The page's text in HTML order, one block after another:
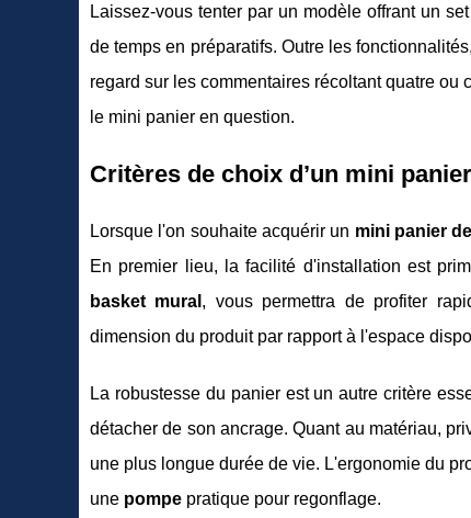
Laissez-vous tenter par un modèle offrant un
de temps en préparatifs. Outre les
regard sur les commentaires récoltant quatre ou
le mini panier en question.
Critères de choix d’un mini
Lorsque l'on souhaite acquérir un mini panier
En premier lieu, la facilité d'installation est
basket mural , vous permettra de profiter
dimension du produit par rapport à l'espace
La robustesse du panier est un autre critère
détacher de son ancrage. Quant au matériau,
une plus longue durée de vie. L'ergonomie du
une pompe pratique pour regonflage.